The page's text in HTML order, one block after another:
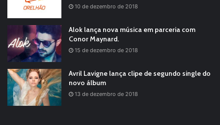
10 de dezembro de 2018
Alok lança nova música em parceria com
Conor Maynard.
15 de dezembro de 2018
Avril Lavigne lança clipe de segundo single do
novo álbum
13 de dezembro de 2018